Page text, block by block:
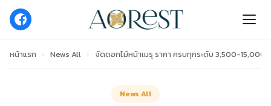
หน้าแรก › News All › จัดดอกไม้หน้าเมรุ ราคา ครบทุกระดับ 3,500-
News All